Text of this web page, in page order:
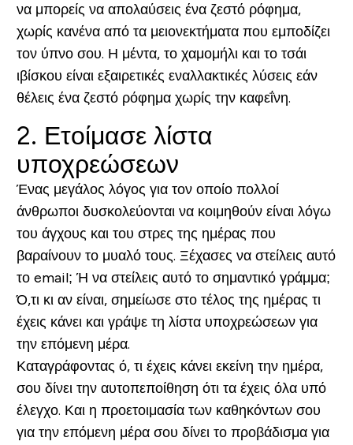
να μπορείς να απολαύσεις ένα ζεστό ρόφημα,
χωρίς κανένα από τα μειονεκτήματα που εμποδίζει
τον ύπνο σου. Η μέντα, το χαμομήλι και το τσάι
ιβίσκου είναι εξαιρετικές εναλλακτικές λύσεις εάν
θέλεις ένα ζεστό ρόφημα χωρίς την καφεΐνη.
2. Ετοίμασε λίστα
υποχρεώσεων
Ένας μεγάλος λόγος για τον οποίο πολλοί
άνθρωποι δυσκολεύονται να κοιμηθούν είναι λόγω
του άγχους και του στρες της ημέρας που
βαραίνουν το μυαλό τους. Ξέχασες να στείλεις αυτό
το email; Ή να στείλεις αυτό το σημαντικό γράμμα;
Ό,τι κι αν είναι, σημείωσε στο τέλος της ημέρας τι
έχεις κάνει και γράψε τη λίστα υποχρεώσεων για
την επόμενη μέρα.
Καταγράφοντας ό, τι έχεις κάνει εκείνη την ημέρα,
σου δίνει την αυτοπεποίθηση ότι τα έχεις όλα υπό
έλεγχο. Και η προετοιμασία των καθηκόντων σου
για την επόμενη μέρα σου δίνει το προβάδισμα για